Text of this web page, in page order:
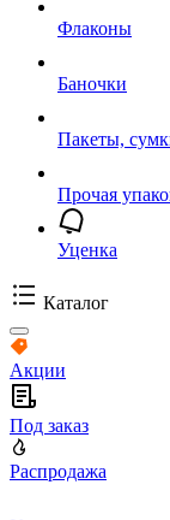
Флаконы
Баночки
Пакеты,
Прочая
Уценка
Каталог
Акции
Под заказ
Распродажа